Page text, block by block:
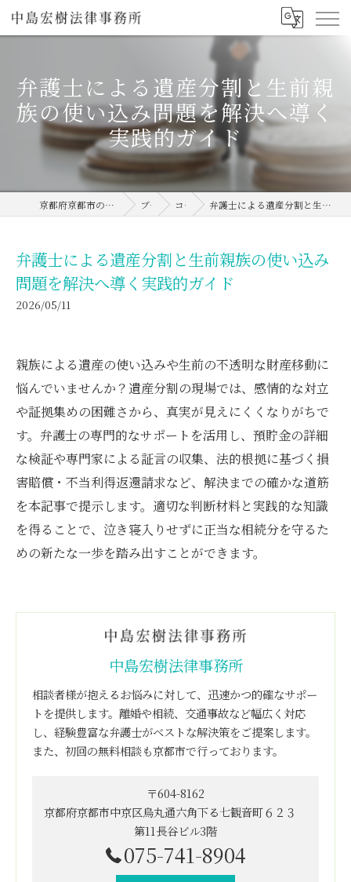
弁護士による遺産分割と生前親
族の使い込み問題を解決へ導く
実践的ガイド
京都府京都市の弁護士なら中島宏樹法律事務所 ブログ コラム 弁護士による遺産分割と生前親族の使い込み問題を解決へ導く実践的ガイド
弁護士による遺産分割と生前親族の使い込み
問題を解決へ導く実践的ガイド
2026/05/11
親族による遺産の使い込みや生前の不透明な財産移動に
悩んでいませんか？遺産分割の現場では、感情的な対立
や証拠集めの困難さから、真実が見えにくくなりがちで
す。弁護士の専門的なサポートを活用し、預貯金の詳細
な検証や専門家による証言の収集、法的根拠に基づく損
害賠償・不当利得返還請求など、解決までの確かな道筋
を本記事で提示します。適切な判断材料と実践的な知識
を得ることで、泣き寝入りせずに正当な相続分を守るた
めの新たな一歩を踏み出すことができます。
中島宏樹法律事務所
相談者様が抱えるお悩みに対して、迅速かつ的確なサポー
トを提供します。離婚や相続、交通事故など幅広く対応
し、経験豊富な弁護士がベストな解決策をご提案します。
また、初回の無料相談も京都市で行っております。
〒604-8162
京都府京都市中京区烏丸通六角下る七観音町６２３
第11長谷ビル3階
075-741-8904